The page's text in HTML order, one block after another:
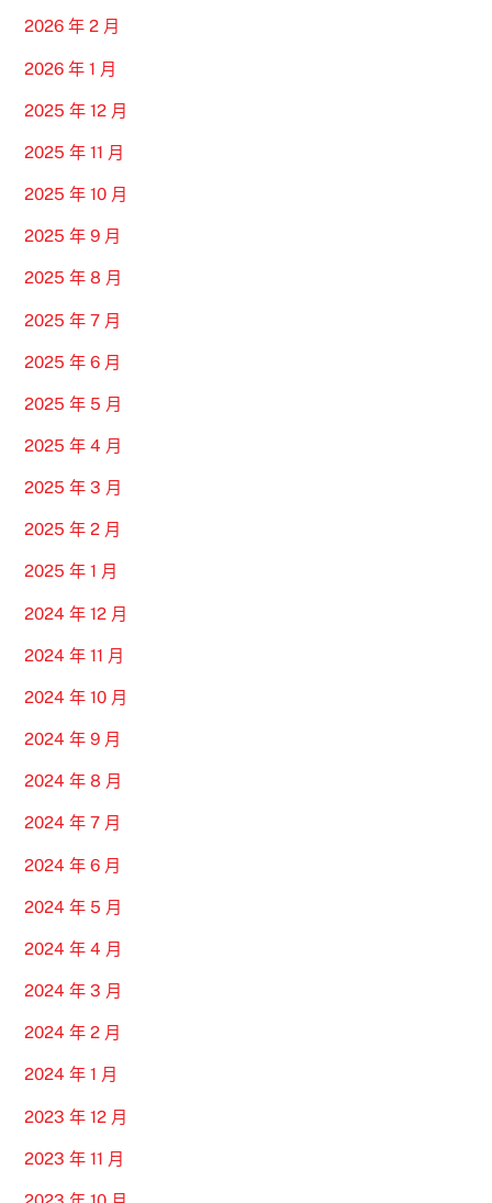
2026 年 2 月
2026 年 1 月
2025 年 12 月
2025 年 11 月
2025 年 10 月
2025 年 9 月
2025 年 8 月
2025 年 7 月
2025 年 6 月
2025 年 5 月
2025 年 4 月
2025 年 3 月
2025 年 2 月
2025 年 1 月
2024 年 12 月
2024 年 11 月
2024 年 10 月
2024 年 9 月
2024 年 8 月
2024 年 7 月
2024 年 6 月
2024 年 5 月
2024 年 4 月
2024 年 3 月
2024 年 2 月
2024 年 1 月
2023 年 12 月
2023 年 11 月